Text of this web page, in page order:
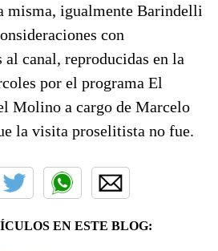
misma, igualmente Barindelli
con
al canal, reproducidas en la
por el programa El
Molino a cargo de Marcelo
la visita proselitista no fue.
EN ESTE BLOG: